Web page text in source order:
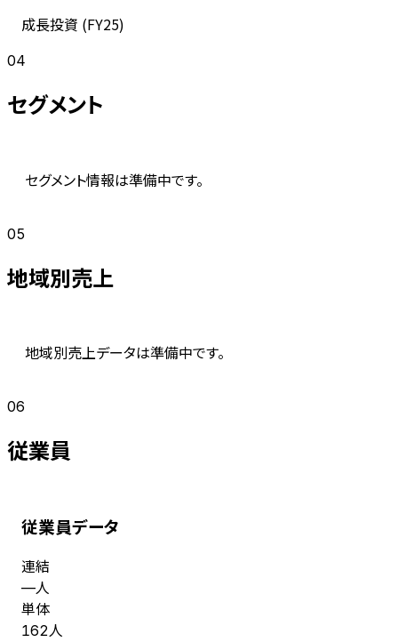
成長投資 (FY25)
04
セグメント
セグメント情報は準備中です。
05
地域別売上
地域別売上データは準備中です。
06
従業員
従業員データ
連結
—人
単体
162 人